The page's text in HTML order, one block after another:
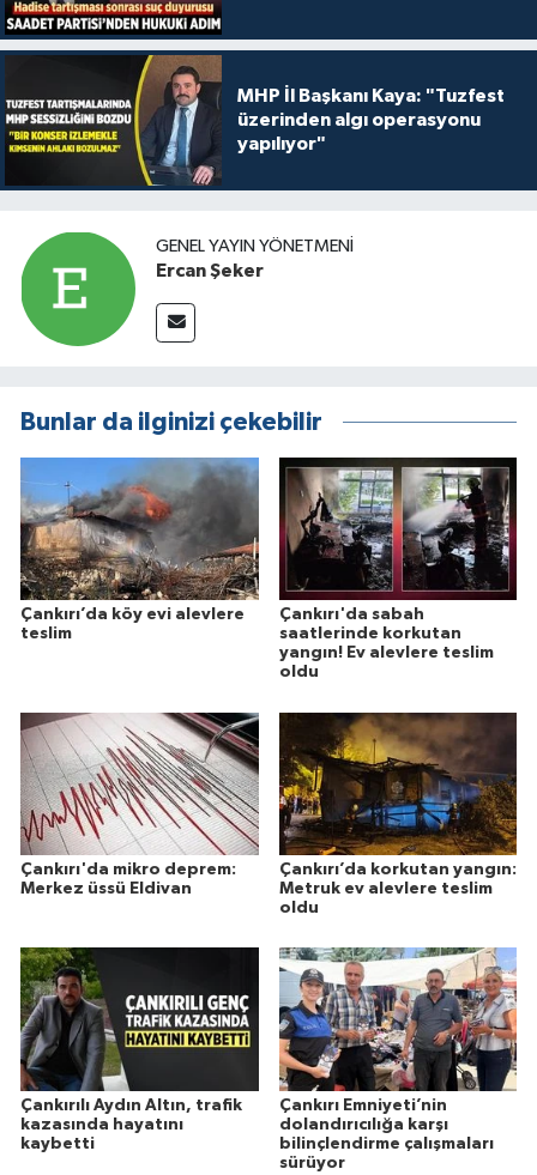
MHP İl Başkanı Kaya: "Tuzfest
üzerinden algı operasyonu
yapılıyor"
GENEL YAYIN YÖNETMENI
Ercan Şeker
Bunlar da ilginizi çekebilir
Çankırı’da köy evi alevlere
teslim
Çankırı'da sabah
saatlerinde korkutan
yangın! Ev alevlere teslim
oldu
Çankırı'da mikro deprem:
Merkez üssü Eldivan
Çankırı’da korkutan yangın:
Metruk ev alevlere teslim
oldu
Çankırılı Aydın Altın, trafik
kazasında hayatını
kaybetti
Çankırı Emniyeti’nin
dolandırıcılığa karşı
bilinçlendirme çalışmaları
sürüyor